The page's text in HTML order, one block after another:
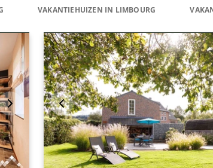
VAKANTIEHUIZEN IN LIMBOURG